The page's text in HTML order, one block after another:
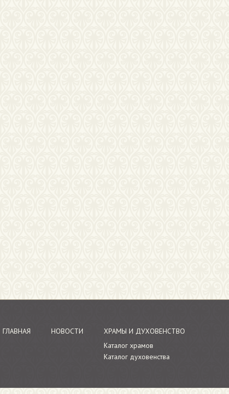
ГЛАВНАЯ НОВОСТИ
ХРАМЫ И ДУХОВЕНСТВО
Каталог храмов
Каталог духовенства